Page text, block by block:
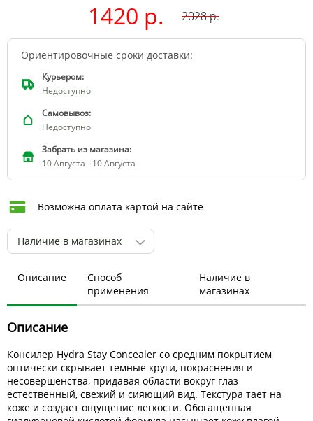
1420 р. 2028р.
Ориентировочные сроки доставки:
Курьером:
Недоступно
Самовывоз:
Недоступно
Забрать из магазина:
10 Августа - 10 Августа
Возможна оплата картой на сайте
Наличие в магазинах
Описание
Способ
применения
Наличие в
магазинах
Описание
Консилер Hydra Stay Concealer со средним покрытием
оптически скрывает темные круги, покраснения и
несовершенства, придавая области вокруг глаз
естественный, свежий и сияющий вид. Текстура тает на
коже и создает ощущение легкости. Обогащенная